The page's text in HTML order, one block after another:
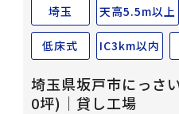
埼玉 天高5.5m以上
低床式 IC3km以内
埼玉県坂戸市にっさ
0坪)｜貸し工場